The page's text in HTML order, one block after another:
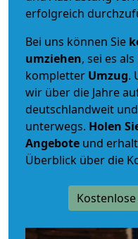
erfolgreich
Bei uns können Sie
umziehen, sei es als
kompletter Umzug.
wir über die Jahre
deutschlandweit
unterwegs. Holen
Angebote und
Überblick über die